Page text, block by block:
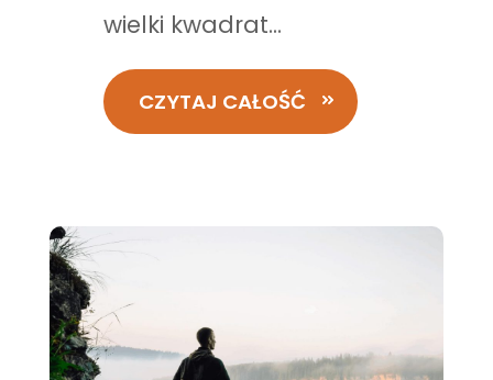
wielki kwadrat...
CZYTAJ CAŁOŚĆ